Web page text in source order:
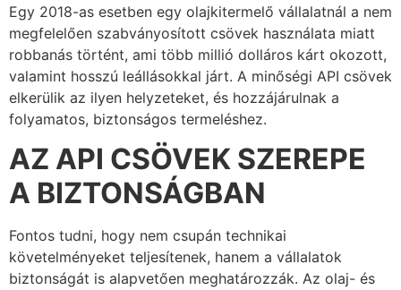
Egy 2018-as esetben egy olajkitermelő vállalatnál a nem
megfelelően szabványosított csövek használata miatt
robbanás történt, ami több millió dolláros kárt okozott,
valamint hosszú leállásokkal járt. A minőségi API csövek
elkerülik az ilyen helyzeteket, és hozzájárulnak a
folyamatos, biztonságos termeléshez.
AZ API CSÖVEK SZEREPE
A BIZTONSÁGBAN
Fontos tudni, hogy nem csupán technikai
követelményeket teljesítenek, hanem a vállalatok
biztonságát is alapvetően meghatározzák. Az olaj- és